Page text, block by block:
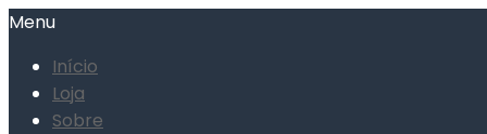
Menu
Início
Loja
Sobre